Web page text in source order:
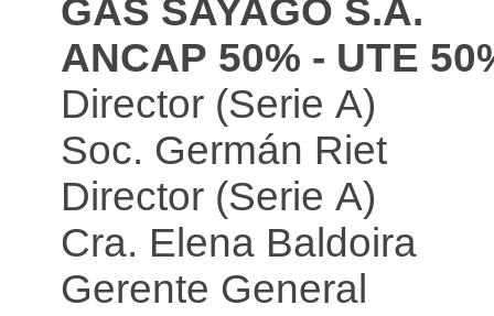
GAS SAYAGO S.A.
ANCAP 50% - UTE
Director (Serie A)
Soc. Germán Riet
Director (Serie A)
Cra. Elena Baldoira
Gerente General